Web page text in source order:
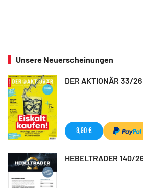
Unsere Neuerscheinungen
DER AKTIONÄR 33/26
8,90 €
HEBELTRADER 140/